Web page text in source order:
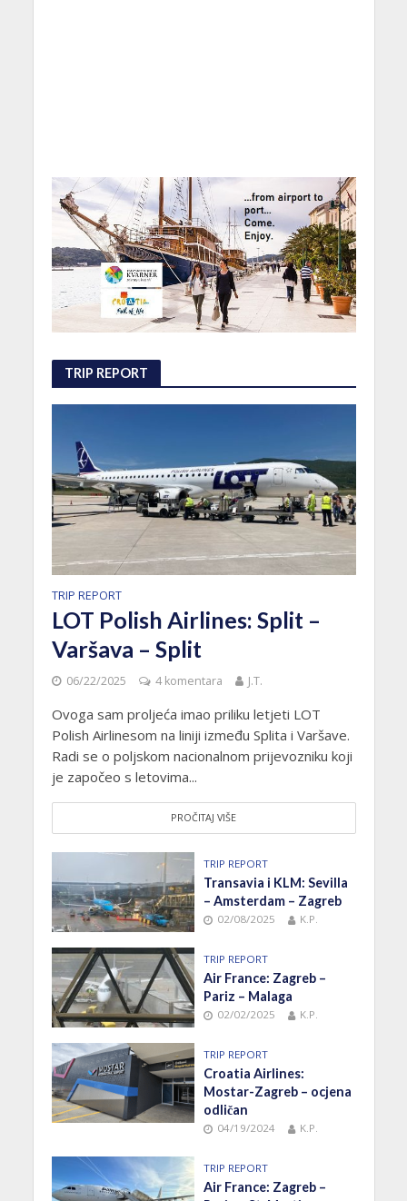
TRIP REPORT
TRIP REPORT
LOT Polish Airlines: Split –
Varšava – Split
06/22/2025 4 komentara J.T.
Ovoga sam proljeća imao priliku letjeti LOT
Polish Airlinesom na liniji između Splita i Varšave.
Radi se o poljskom nacionalnom prijevozniku koji
je započeo s letovima...
PROČITAJ VIŠE
TRIP REPORT
Transavia i KLM: Sevilla
– Amsterdam – Zagreb
02/08/2025 K.P.
TRIP REPORT
Air France: Zagreb –
Pariz – Malaga
02/02/2025 K.P.
TRIP REPORT
Croatia Airlines:
Mostar-Zagreb – ocjena
odličan
04/19/2024 K.P.
TRIP REPORT
Air France: Zagreb –